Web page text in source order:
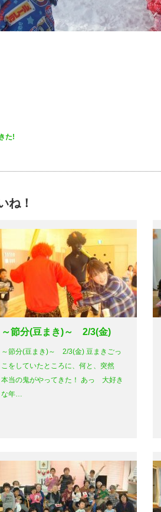
た!
ね！
～節分(豆まき)～ 2/3(金)
～節分(豆まき)～ 2/3(金) 豆まきごっ
こをしていたところに、何と、突然
本当の鬼がやってきた！ あっ 大好き
な年…